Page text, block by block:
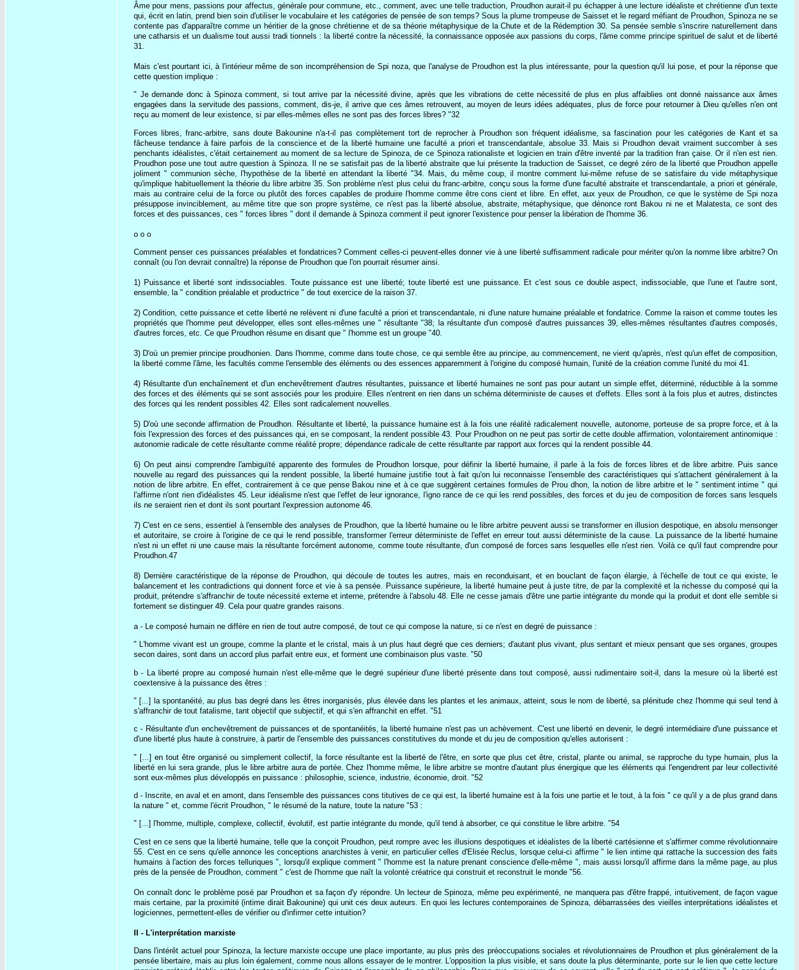
Âme pour mens, passions pour affectus, générale pour commune, etc., comment, avec une telle traduction, Proudhon aurait-il pu échapper à une lecture idéaliste et chrétienne d'un texte
qui, écrit en latin, prend bien soin d'utiliser le vocabulaire et les catégories de pensée de son temps? Sous la plume trompeuse de Saisset et le regard méfiant de Proudhon, Spinoza ne se
contente pas d'apparaître comme un héritier de la gnose chrétienne et de sa théorie métaphysique de la Chute et de la Rédemption 30. Sa pensée semble s'inscrire naturellement dans
une catharsis et un dualisme tout aussi tradi tionnels : la liberté contre la nécessité, la connaissance opposée aux passions du corps, l'âme comme principe spirituel de salut et de liberté
31.
Mais c'est pourtant ici, à l'intérieur même de son incompréhension de Spi noza, que l'analyse de Proudhon est la plus intéressante, pour la question qu'il lui pose, et pour la réponse que
cette question implique :
" Je demande donc à Spinoza comment, si tout arrive par la nécessité divine, après que les vibrations de cette nécessité de plus en plus affaiblies ont donné naissance aux âmes
engagées dans la servitude des passions, comment, dis-je, il arrive que ces âmes retrouvent, au moyen de leurs idées adéquates, plus de force pour retourner à Dieu qu'elles n'en ont
reçu au moment de leur existence, si par elles-mêmes elles ne sont pas des forces libres? "32
Forces libres, franc-arbitre, sans doute Bakounine n'a-t-il pas complètement tort de reprocher à Proudhon son fréquent idéalisme, sa fascination pour les catégories de Kant et sa
fâcheuse tendance à faire parfois de la conscience et de la liberté humaine une faculté a priori et transcendantale, absolue 33. Mais si Proudhon devait vraiment succomber à ses
penchants idéalistes, c'était certainement au moment de sa lecture de Spinoza, de ce Spinoza rationaliste et logicien en train d'être inventé par la tradition fran çaise. Or il n'en est rien.
Proudhon pose une tout autre question à Spinoza. Il ne se satisfait pas de la liberté abstraite que lui présente la traduction de Saisset, ce degré zéro de la liberté que Proudhon appelle
joliment " communion sèche, l'hypothèse de la liberté en attendant la liberté "34. Mais, du même coup, il montre comment lui-même refuse de se satisfaire du vide métaphysique
qu'implique habituellement la théorie du libre arbitre 35. Son problème n'est plus celui du franc-arbitre, conçu sous la forme d'une faculté abstraite et transcendantale, a priori et générale,
mais au contraire celui de la force ou plutôt des forces capables de produire l'homme comme être cons cient et libre. En effet, aux yeux de Proudhon, ce que le système de Spi noza
présuppose invinciblement, au même titre que son propre système, ce n'est pas la liberté absolue, abstraite, métaphysique, que dénonce ront Bakou ni ne et Malatesta, ce sont des
forces et des puissances, ces " forces libres " dont il demande à Spinoza comment il peut ignorer l'existence pour penser la libération de l'homme 36.
o o o
Comment penser ces puissances préalables et fondatrices? Comment celles-ci peuvent-elles donner vie à une liberté suffisamment radicale pour mériter qu'on la nomme libre arbitre? On
connaît (ou l'on devrait connaître) la réponse de Proudhon que l'on pourrait résumer ainsi.
1) Puissance et liberté sont indissociables. Toute puissance est une liberté; toute liberté est une puissance. Et c'est sous ce double aspect, indissociable, que l'une et l'autre sont,
ensemble, la " condition préalable et productrice " de tout exercice de la raison 37.
2) Condition, cette puissance et cette liberté ne relèvent ni d'une faculté a priori et transcendantale, ni d'une nature humaine préalable et fondatrice. Comme la raison et comme toutes les
propriétés que l'homme peut développer, elles sont elles-mêmes une " résultante "38; la résultante d'un composé d'autres puissances 39, elles-mêmes résultantes d'autres composés,
d'autres forces, etc. Ce que Proudhon résume en disant que " l'homme est un groupe "40.
3) D'où un premier principe proudhonien. Dans l'homme, comme dans toute chose, ce qui semble être au principe, au commencement, ne vient qu'après, n'est qu'un effet de composition,
la liberté comme l'âme, les facultés comme l'ensemble des éléments ou des essences apparemment à l'origine du composé humain, l'unité de la création comme l'unité du moi 41.
4) Résultante d'un enchaînement et d'un enchevêtrement d'autres résultantes, puissance et liberté humaines ne sont pas pour autant un simple effet, déterminé, réductible à la somme
des forces et des éléments qui se sont associés pour les produire. Elles n'entrent en rien dans un schéma déterministe de causes et d'effets. Elles sont à la fois plus et autres, distinctes
des forces qui les rendent possibles 42. Elles sont radicalement nouvelles.
5) D'où une seconde affirmation de Proudhon. Résultante et liberté, la puissance humaine est à la fois une réalité radicalement nouvelle, autonome, porteuse de sa propre force, et à la
fois l'expression des forces et des puissances qui, en se composant, la rendent possible 43. Pour Proudhon on ne peut pas sortir de cette double affirmation, volontairement antinomique :
autonomie radicale de cette résultante comme réalité propre; dépendance radicale de cette résultante par rapport aux forces qui la rendent possible 44.
6) On peut ainsi comprendre l'ambiguïté apparente des formules de Proudhon lorsque, pour définir la liberté humaine, il parle à la fois de forces libres et de libre arbitre. Puis sance
nouvelle au regard des puissances qui la rendent possible, la liberté humaine justifie tout à fait qu'on lui reconnaisse l'ensemble des caractéristiques qui s'attachent généralement à la
notion de libre arbitre. En effet, contrairement à ce que pense Bakou nine et à ce que suggèrent certaines formules de Prou dhon, la notion de libre arbitre et le " sentiment intime " qui
l'affirme n'ont rien d'idéalistes 45. Leur idéalisme n'est que l'effet de leur ignorance, l'igno rance de ce qui les rend possibles, des forces et du jeu de composition de forces sans lesquels
ils ne seraient rien et dont ils sont pourtant l'expression autonome 46.
7) C'est en ce sens, essentiel à l'ensemble des analyses de Proudhon, que la liberté humaine ou le libre arbitre peuvent aussi se transformer en illusion despotique, en absolu mensonger
et autoritaire, se croire à l'origine de ce qui le rend possible, transformer l'erreur déterministe de l'effet en erreur tout aussi déterministe de la cause. La puissance de la liberté humaine
n'est ni un effet ni une cause mais la résultante forcément autonome, comme toute résultante, d'un composé de forces sans lesquelles elle n'est rien. Voilà ce qu'il faut comprendre pour
Proudhon.47
8) Dernière caractéristique de la réponse de Proudhon, qui découle de toutes les autres, mais en reconduisant, et en bouclant de façon élargie, à l'échelle de tout ce qui existe, le
balancement et les contradictions qui donnent force et vie à sa pensée. Puissance supérieure, la liberté humaine peut à juste titre, de par la complexité et la richesse du composé qui la
produit, prétendre s'affranchir de toute nécessité externe et interne, prétendre à l'absolu 48. Elle ne cesse jamais d'être une partie intégrante du monde qui la produit et dont elle semble si
fortement se distinguer 49. Cela pour quatre grandes raisons.
a - Le composé humain ne diffère en rien de tout autre composé, de tout ce qui compose la nature, si ce n'est en degré de puissance :
" L'homme vivant est un groupe, comme la plante et le cristal, mais à un plus haut degré que ces derniers; d'autant plus vivant, plus sentant et mieux pensant que ses organes, groupes
secon daires, sont dans un accord plus parfait entre eux, et forment une combinaison plus vaste. "50
b - La liberté propre au composé humain n'est elle-même que le degré supérieur d'une liberté présente dans tout composé, aussi rudimentaire soit-il, dans la mesure où la liberté est
coextensive à la puissance des êtres :
" [...] la spontanéité, au plus bas degré dans les êtres inorganisés, plus élevée dans les plantes et les animaux, atteint, sous le nom de liberté, sa plénitude chez l'homme qui seul tend à
s'affranchir de tout fatalisme, tant objectif que subjectif, et qui s'en affranchit en effet. "51
c - Résultante d'un enchevêtrement de puissances et de spontanéités, la liberté humaine n'est pas un achèvement. C'est une liberté en devenir, le degré intermédiaire d'une puissance et
d'une liberté plus haute à construire, à partir de l'ensemble des puissances constitutives du monde et du jeu de composition qu'elles autorisent :
" [...] en tout être organisé ou simplement collectif, la force résultante est la liberté de l'être, en sorte que plus cet être, cristal, plante ou animal, se rapproche du type humain, plus la
liberté en lui sera grande, plus le libre arbitre aura de portée. Chez l'homme même, le libre arbitre se montre d'autant plus énergique que les éléments qui l'engendrent par leur collectivité
sont eux-mêmes plus développés en puissance : philosophie, science, industrie, économie, droit. "52
d - Inscrite, en aval et en amont, dans l'ensemble des puissances cons titutives de ce qui est, la liberté humaine est à la fois une partie et le tout, à la fois " ce qu'il y a de plus grand dans
la nature " et, comme l'écrit Proudhon, " le résumé de la nature, toute la nature "53 :
" [...] l'homme, multiple, complexe, collectif, évolutif, est partie intégrante du monde, qu'il tend à absorber, ce qui constitue le libre arbitre. "54
C'est en ce sens que la liberté humaine, telle que la conçoit Proudhon, peut rompre avec les illusions despotiques et idéalistes de la liberté cartésienne et s'affirmer comme révolutionnaire
55. C'est en ce sens qu'elle annonce les conceptions anarchistes à venir, en particulier celles d'Elisée Reclus, lorsque celui-ci affirme " le lien intime qui rattache la succession des faits
humains à l'action des forces telluriques ", lorsqu'il explique comment " l'homme est la nature prenant conscience d'elle-même ", mais aussi lorsqu'il affirme dans la même page, au plus
près de la pensée de Proudhon, comment " c'est de l'homme que naît la volonté créatrice qui construit et reconstruit le monde "56.
On connaît donc le problème posé par Proudhon et sa façon d'y répondre. Un lecteur de Spinoza, même peu expérimenté, ne manquera pas d'être frappé, intuitivement, de façon vague
mais certaine, par la proximité (intime dirait Bakounine) qui unit ces deux auteurs. En quoi les lectures contemporaines de Spinoza, débarrassées des vieilles interprétations idéalistes et
logiciennes, permettent-elles de vérifier ou d'infirmer cette intuition?
II - L'interprétation marxiste
Dans l'intérêt actuel pour Spinoza, la lecture marxiste occupe une place importante, au plus près des préoccupations sociales et révolutionnaires de Proudhon et plus généralement de la
pensée libertaire, mais au plus loin également, comme nous allons essayer de le montrer. L'opposition la plus visible, et sans doute la plus déterminante, porte sur le lien que cette lecture